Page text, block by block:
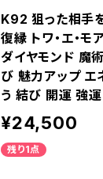
K92 狙った相手
復縁 トワ・エ・
ダイヤモンド 魔
び 魅力アップ
う 結び 開運 強
¥24,500
残り1点